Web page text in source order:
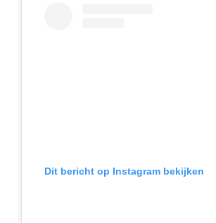
Dit bericht op Instagram bekijken